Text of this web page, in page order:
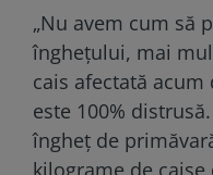
„Nu avem cum să
înghețului, mai
cais afectată
este 100%
îngheț de
kilograme de caise